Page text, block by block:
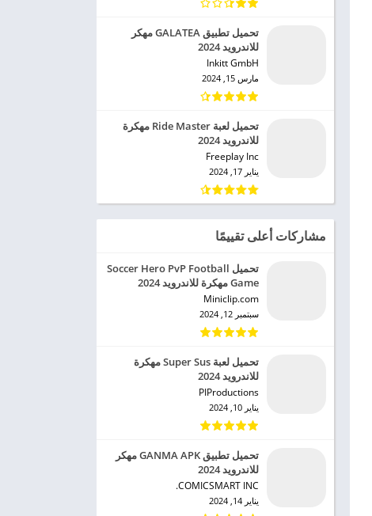
تحميل تطبيق GALATEA مهكر
للاندرويد 2024
Inkitt GmbH‏
مارس 15, 2024
تحميل لعبة Ride Master مهكرة
للاندرويد 2024
Freeplay Inc‏
يناير 17, 2024
مشاركات أعلى تقييمًا
تحميل Soccer Hero PvP Football
Game مهكرة للاندرويد 2024
Miniclip.com‏
سبتمبر 12, 2024
تحميل لعبة Super Sus مهكرة
للاندرويد 2024
PIProductions‏
يناير 10, 2024
تحميل تطبيق GANMA APK مهكر
للاندرويد 2024
COMICSMART INC.‏
يناير 14, 2024